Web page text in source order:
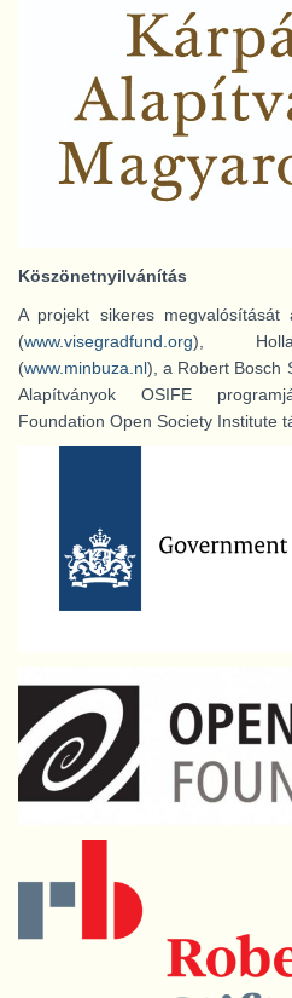
Köszönetnyilvánítás
A projekt sikeres megvalósítását
(www.visegradfund.org),
(www.minbuza.nl), a Robert Bosch
Alapítványok OSIFE
Foundation Open Society Institute